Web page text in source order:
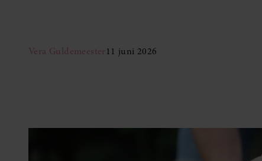
Vera Guldemeester11 juni 2026